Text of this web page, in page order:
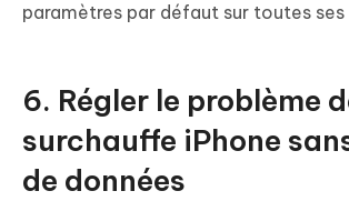
paramètres par défaut sur toutes
6. Régler le problème
surchauffe iPhone
de données